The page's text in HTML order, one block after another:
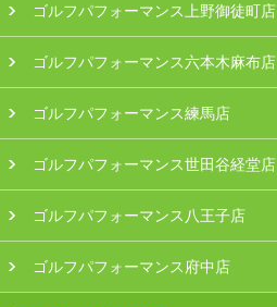
ゴルフパフォーマンス上野御徒町店
ゴルフパフォーマンス六本木麻布店
ゴルフパフォーマンス練馬店
ゴルフパフォーマンス世田谷経堂店
ゴルフパフォーマンス八王子店
ゴルフパフォーマンス府中店